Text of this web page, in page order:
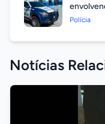
Polícia
Notícias